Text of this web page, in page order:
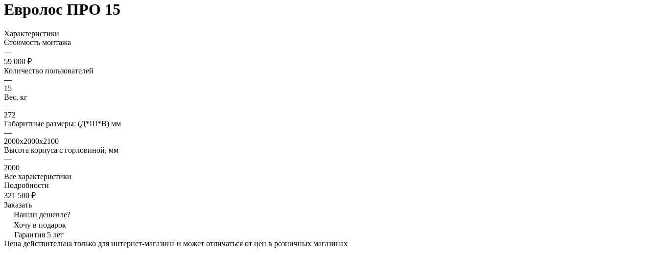
Евролос ПРО 15
Характеристики
Стоимость монтажа
—
59 000 ₽
Количество пользователей
—
15
Вес, кг
—
272
Габаритные размеры: (Д*Ш*В) мм
—
2000х2000х2100
Высота корпуса с горловиной, мм
—
2000
Все характеристики
Подробности
321 500 ₽
Заказать
Нашли дешевле?
Хочу в подарок
Гарантия 5 лет
Цена действительна только для интернет-магазина и может отличаться от цен в розничных магазинах